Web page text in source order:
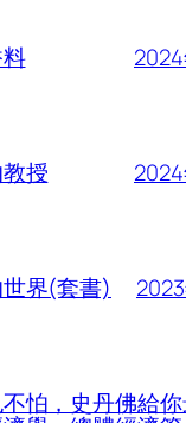
授
界(套書)
怕，史丹佛給